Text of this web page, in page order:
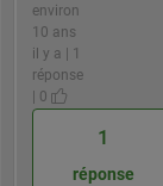
environ
10 ans
il y a | 1
réponse
| 0
1
réponse